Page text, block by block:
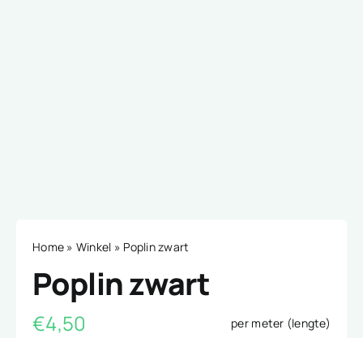
Home » Winkel » Poplin zwart
Poplin zwart
€4,50 per meter (lengte)